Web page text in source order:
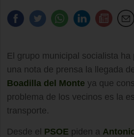
El grupo municipal socialista ha
una nota de prensa la llegada
Boadilla del Monte ya que
problema de los vecinos es la
transporte.
Desde el PSOE piden a